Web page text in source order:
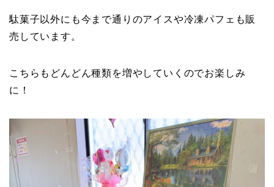
駄菓子以外にも今まで通りのアイスや冷凍パフェも販
売しています。
こちらもどんどん種類を増やしていくのでお楽しみ
に！